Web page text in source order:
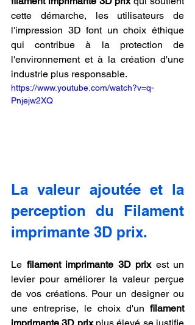
cette démarche, les utilisateurs de
l'impression 3D font un choix éthique
qui contribue à la protection de
l'environnement et à la création d'une
industrie plus responsable.
https://www.youtube.com/watch?v=q-
Pnjejw2XQ
La valeur ajoutée et la
perception du Filament
imprimante 3D prix.
Le filament imprimante 3D prix est un
levier pour améliorer la valeur perçue
de vos créations. Pour un designer ou
une entreprise, le choix d'un filament
imprimante 3D prix plus élevé se justifie